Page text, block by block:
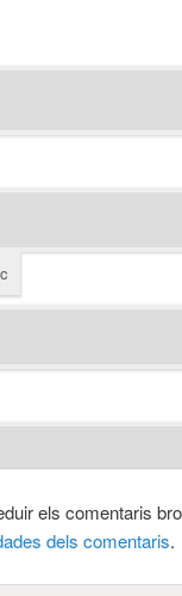
els comentaris
dels comentaris.